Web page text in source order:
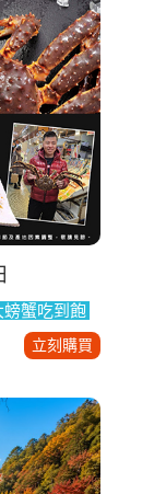
螃蟹吃到飽
立刻購買